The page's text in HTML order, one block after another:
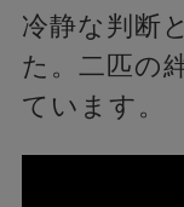
冷静な判断
た。二匹の
ています。